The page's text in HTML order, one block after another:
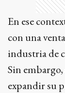
En ese
con una
industria de
Sin
expandir su